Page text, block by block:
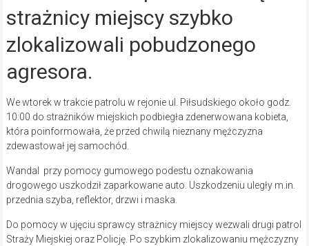
strażnicy miejscy szybko
zlokalizowali pobudzonego
agresora.
We wtorek w trakcie patrolu w rejonie ul. Piłsudskiego około godz.
10:00 do strażników miejskich podbiegła zdenerwowana kobieta,
która poinformowała, że przed chwilą nieznany mężczyzna
zdewastował jej samochód.
Wandal przy pomocy gumowego podestu oznakowania
drogowego uszkodził zaparkowane auto. Uszkodzeniu uległy m.in.
przednia szyba, reflektor, drzwi i maska.
Do pomocy w ujęciu sprawcy strażnicy miejscy wezwali drugi patrol
Straży Miejskiej oraz Policję. Po szybkim zlokalizowaniu mężczyzny